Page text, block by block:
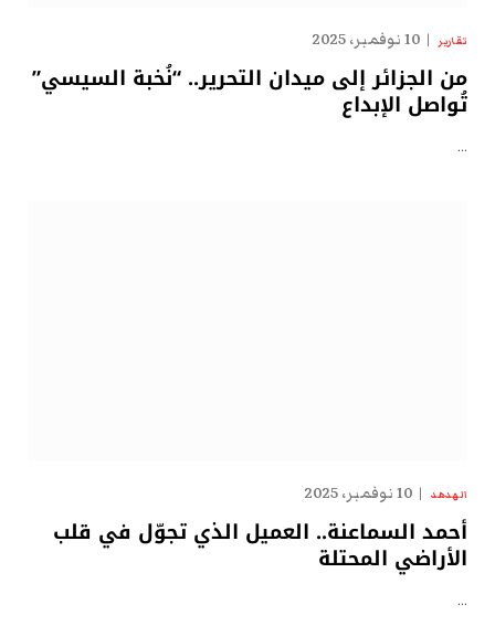
تقارير 10 نوفمبر، 2025
من الجزائر إلى ميدان التحرير.. “نُخبة السيسي”
تُواصل الإبداع
…
الهدهد 10 نوفمبر، 2025
أحمد السماعنة.. العميل الذي تجوّل في قلب
الأراضي المحتلة
…